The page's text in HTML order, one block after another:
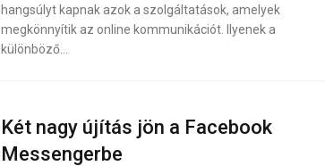
hangsúlyt kapnak azok a szolgáltatások, amelyek
megkönnyítik az online kommunikációt. Ilyenek a
különböző…
Két nagy újítás jön a Facebook
Messengerbe